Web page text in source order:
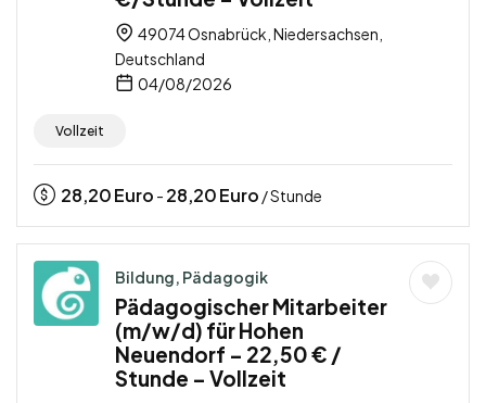
49074 Osnabrück, Niedersachsen,
Deutschland
04/08/2026
Vollzeit
28,20Euro - 28,20Euro / Stunde
Bildung, Pädagogik
Pädagogischer Mitarbeiter
(m/w/d) für Hohen
Neuendorf – 22,50 € /
Stunde – Vollzeit